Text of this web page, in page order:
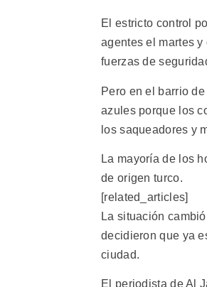
El estricto control
agentes el martes
fuerzas de
Pero en el barrio
azules porque los
los saqueadores y
La mayoría de los
de origen turco.
[related_articles]
La situación
decidieron que ya
ciudad.
El periodista de Al